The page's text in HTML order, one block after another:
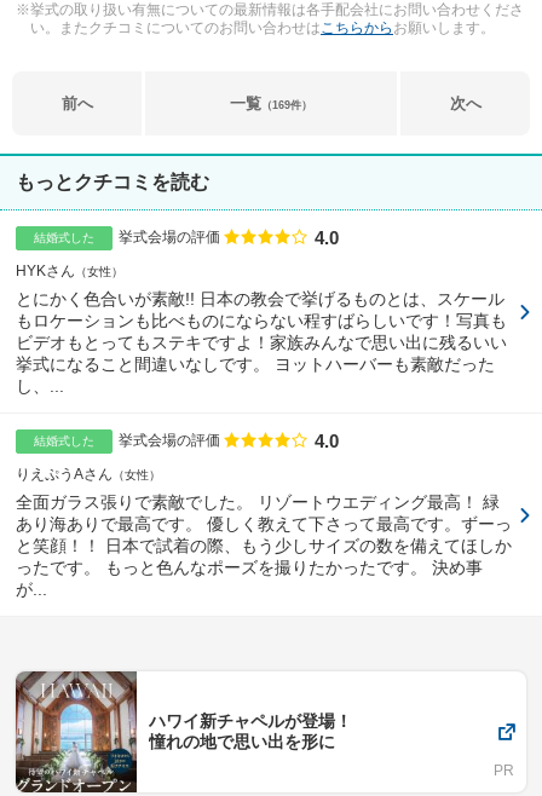
※挙式の取り扱い有無についての最新情報は各手配会社にお問い合わせくださ
い。またクチコミについてのお問い合わせはこちらから お願いします。
前へ 一覧 （169件） 次へ
もっとクチコミを読む
結婚式した 挙式会場の評価 点数
4.0
HYKさん 女性
とにかく色合いが素敵!! 日本の教会で挙げるものとは、スケール
もロケーションも比べものにならない程すばらしいです！写真も
ビデオもとってもステキですよ！家族みんなで思い出に残るいい
挙式になること間違いなしです。 ヨットハーバーも素敵だった
し、...
結婚式した 挙式会場の評価 点数
4.0
りえぷうAさん 女性
全面ガラス張りで素敵でした。 リゾートウエディング最高！ 緑
あり海ありで最高です。 優しく教えて下さって最高です。ずーっ
と笑顔！！ 日本で試着の際、もう少しサイズの数を備えてほしか
ったです。 もっと色んなポーズを撮りたかったです。 決め事
が...
ハワイ新チャペルが登場！
憧れの地で思い出を形に